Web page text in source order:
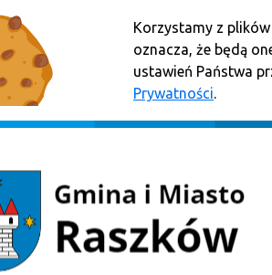
Korzystamy z
oznacza, że będą
ustawień Państwa
Prywatności.